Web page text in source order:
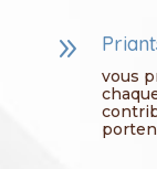
9
vous